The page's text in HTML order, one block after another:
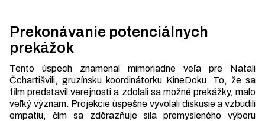
Prekonávanie potenciálnych
prekážok
Tento úspech znamenal mimoriadne veľa pre Natali
Čchartišvili, gruzínsku koordinátorku KineDoku. To, že sa
film predstavil verejnosti a zdolali sa možné prekážky, malo
veľký význam. Projekcie úspešne vyvolali diskusie a vzbudili
empatiu, čím sa zdôrazňuje sila premysleného výberu